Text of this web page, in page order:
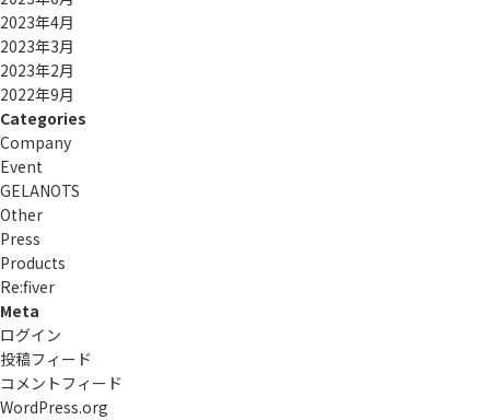
2023年4月
2023年3月
2023年2月
2022年9月
Categories
Company
Event
GELANOTS
Other
Press
Products
Re:ﬁver
Meta
ログイン
投稿フィード
コメントフィード
WordPress.org